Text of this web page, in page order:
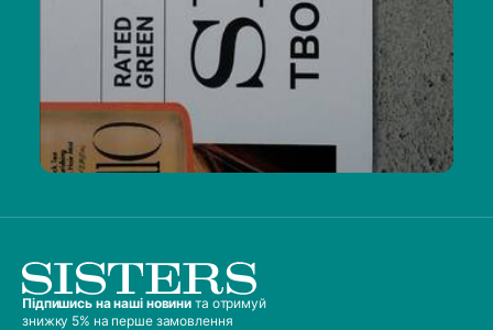
Підпишись на наші новини та отримуй
знижку 5% на перше замовлення